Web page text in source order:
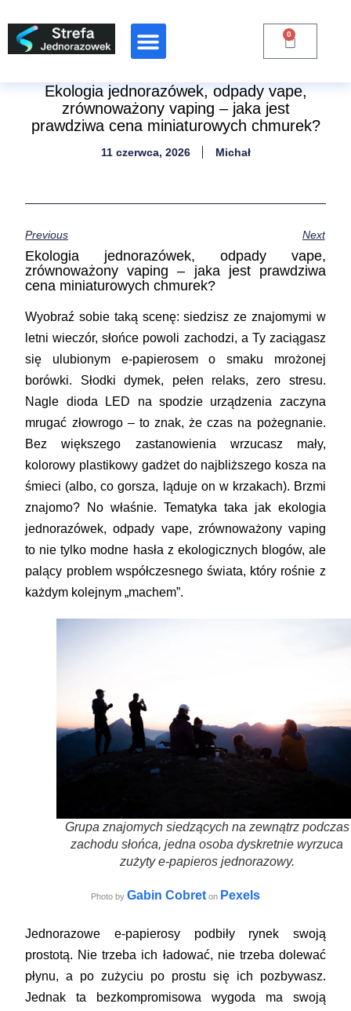
0
Ekologia jednorazówek, odpady vape,
zrównoważony vaping – jaka jest
prawdziwa cena miniaturowych chmurek?
11 czerwca, 2026 Michał
Previous Next
Ekologia jednorazówek, odpady vape,
zrównoważony vaping – jaka jest prawdziwa
cena miniaturowych chmurek?
Wyobraź sobie taką scenę: siedzisz ze znajomymi w
letni wieczór, słońce powoli zachodzi, a Ty zaciągasz
się ulubionym e-papierosem o smaku mrożonej
borówki. Słodki dymek, pełen relaks, zero stresu.
Nagle dioda LED na spodzie urządzenia zaczyna
mrugać złowrogo – to znak, że czas na pożegnanie.
Bez większego zastanowienia wrzucasz mały,
kolorowy plastikowy gadżet do najbliższego kosza na
śmieci (albo, co gorsza, ląduje on w krzakach). Brzmi
znajomo? No właśnie. Tematyka taka jak ekologia
jednorazówek, odpady vape, zrównoważony vaping
to nie tylko modne hasła z ekologicznych blogów, ale
palący problem współczesnego świata, który rośnie z
każdym kolejnym „machem”.
Grupa znajomych siedzących na zewnątrz podczas
zachodu słońca, jedna osoba dyskretnie wyrzuca
zużyty e-papieros jednorazowy.
Photo by Gabin Cobret on Pexels
Jednorazowe e-papierosy podbiły rynek swoją
prostotą. Nie trzeba ich ładować, nie trzeba dolewać
płynu, a po zużyciu po prostu się ich pozbywasz.
Jednak ta bezkompromisowa wygoda ma swoją